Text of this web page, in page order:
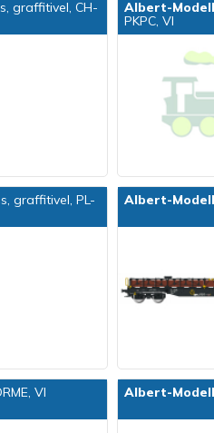
graffitivel, CH-
Albert-Modell
PKPC, VI
graffitivel, PL-
Albert-Modell
VI Albert-Modell